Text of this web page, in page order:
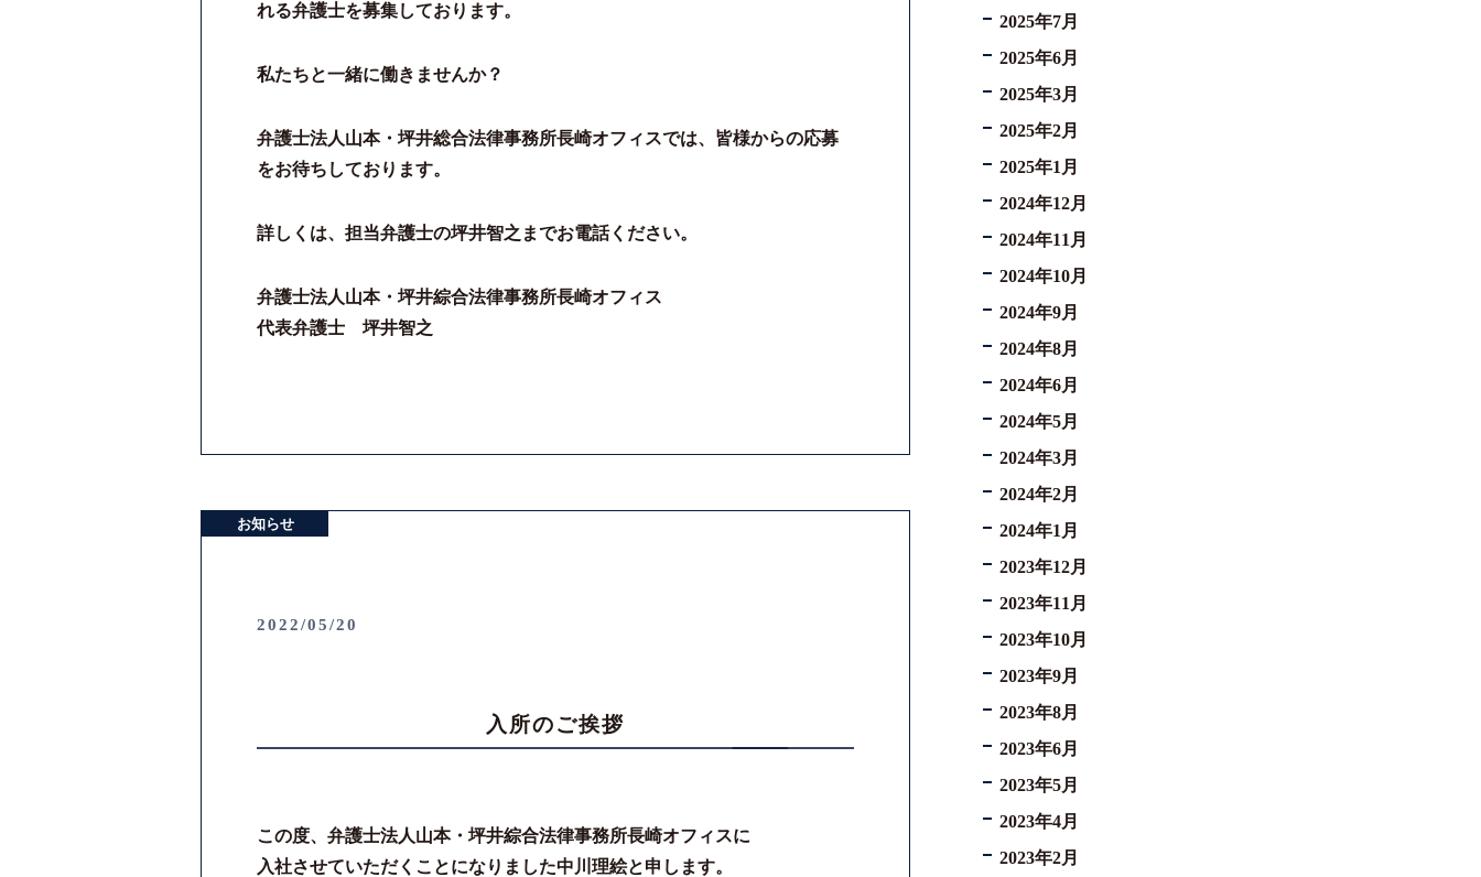
れる弁護士を募集しております。
私たちと一緒に働きませんか？
弁護士法人山本・坪井総合法律事務所長崎オフィスでは、皆様からの応募
をお待ちしております。
詳しくは、担当弁護士の坪井智之までお電話ください。
弁護士法人山本・坪井綜合法律事務所長崎オフィス
代表弁護士 坪井智之
お知らせ
2022/05/20
入所のご挨拶
この度、弁護士法人山本・坪井綜合法律事務所長崎オフィスに
入社させていただくことになりました中川理絵と申します。
2025年7月
2025年6月
2025年3月
2025年2月
2025年1月
2024年12月
2024年11月
2024年10月
2024年9月
2024年8月
2024年6月
2024年5月
2024年3月
2024年2月
2024年1月
2023年12月
2023年11月
2023年10月
2023年9月
2023年8月
2023年6月
2023年5月
2023年4月
2023年2月